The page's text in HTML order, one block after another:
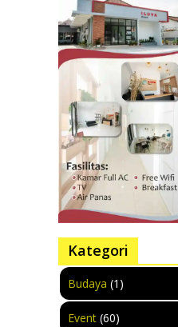
Kategori
Budaya (1)
Event(60)